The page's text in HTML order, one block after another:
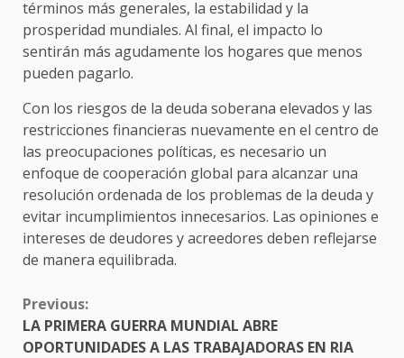
términos más generales, la estabilidad y la
prosperidad mundiales. Al final, el impacto lo
sentirán más agudamente los hogares que menos
pueden pagarlo.
Con los riesgos de la deuda soberana elevados y las
restricciones financieras nuevamente en el centro de
las preocupaciones políticas, es necesario un
enfoque de cooperación global para alcanzar una
resolución ordenada de los problemas de la deuda y
evitar incumplimientos innecesarios. Las opiniones e
intereses de deudores y acreedores deben reflejarse
de manera equilibrada.
CONTINUE
READING
Previous:
LA PRIMERA GUERRA MUNDIAL ABRE
OPORTUNIDADES A LAS TRABAJADORAS EN RIA